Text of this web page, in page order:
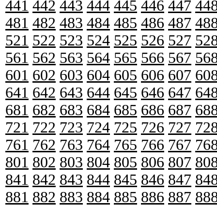
441 442 443 444 445 446 447
481 482 483 484 485 486 487
521 522 523 524 525 526 527
561 562 563 564 565 566 567
601 602 603 604 605 606 607
641 642 643 644 645 646 647
681 682 683 684 685 686 687
721 722 723 724 725 726 727
761 762 763 764 765 766 767
801 802 803 804 805 806 807
841 842 843 844 845 846 847
881 882 883 884 885 886 887